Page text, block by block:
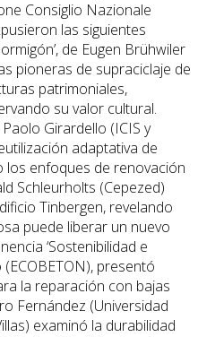
Consiglio Nazionale
las siguientes
de Eugen Brühwiler
pioneras de supraciclaje de
patrimoniales,
su valor cultural.
Girardello (ICIS y
adaptativa de
los enfoques de renovación
Schleurholts (Cepezed)
Tinbergen, revelando
puede liberar un nuevo
‘Sostenibilidad e
presentó
la reparación con bajas
Fernández (Universidad
examinó la durabilidad